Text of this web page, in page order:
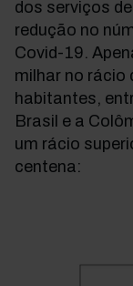
dos serviços
redução no
Covid-19.
milhar no rácio
habitantes,
Brasil e a
um rácio
centena: